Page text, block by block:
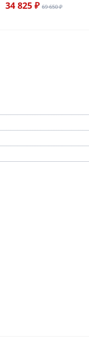
34 825 ₽ 69 650 ₽